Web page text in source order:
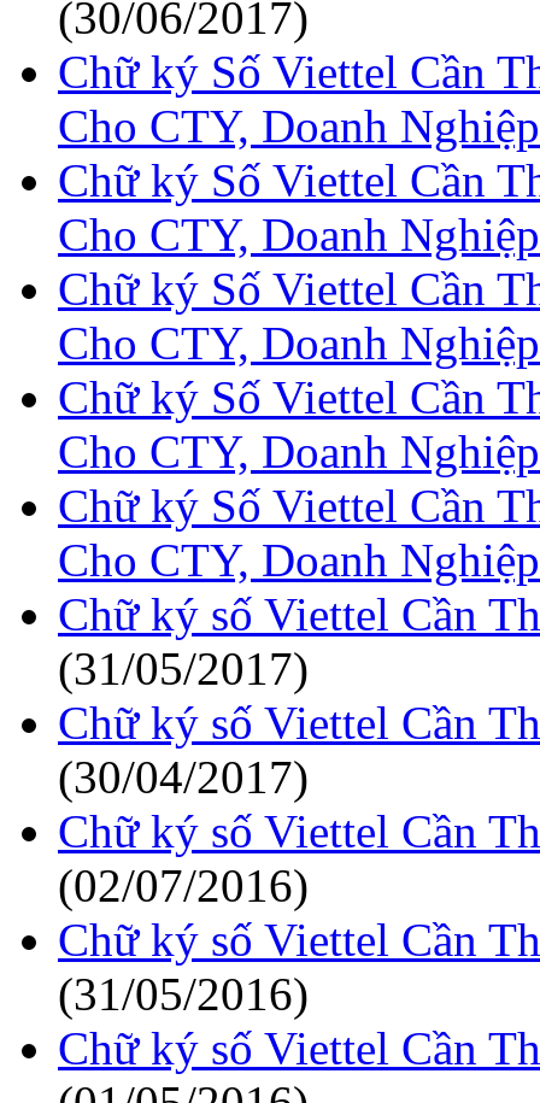
(30/06/2017)
Chữ ký Số Viettel Cần
Cho CTY, Doanh Nghiệp
Chữ ký Số Viettel Cần
Cho CTY, Doanh Nghiệp
Chữ ký Số Viettel Cần
Cho CTY, Doanh Nghiệp
Chữ ký Số Viettel Cần
Cho CTY, Doanh Nghiệp
Chữ ký Số Viettel Cần
Cho CTY, Doanh Nghiệp
Chữ ký số Viettel Cần
(31/05/2017)
Chữ ký số Viettel Cần
(30/04/2017)
Chữ ký số Viettel Cần
(02/07/2016)
Chữ ký số Viettel Cần
(31/05/2016)
Chữ ký số Viettel Cần